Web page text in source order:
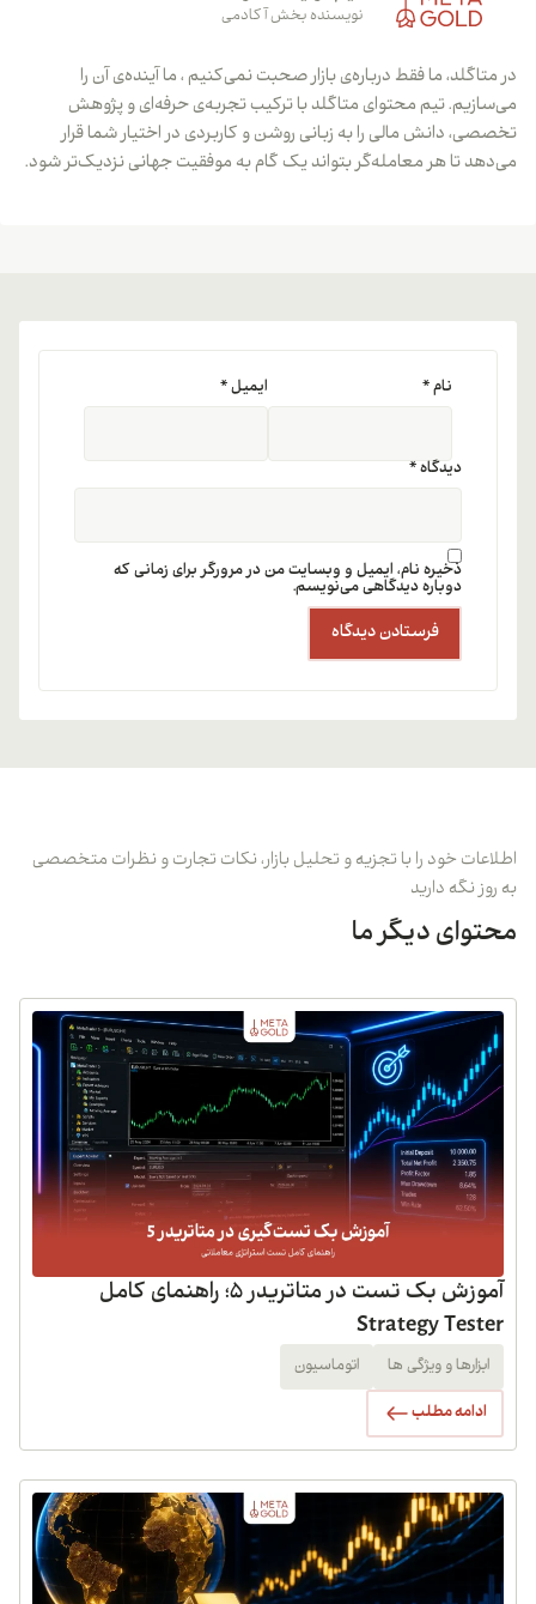
نویسنده بخش آکادمی
در متاگلد، ما فقط درباره‌ی بازار صحبت نمی‌کنیم ، ما آینده‌ی آن را
می‌سازیم. تیم محتوای متاگلد با ترکیب تجربه‌ی حرفه‌ای و پژوهش
تخصصی، دانش مالی را به زبانی روشن و کاربردی در اختیار شما قرار
می‌دهد تا هر معامله‌گر بتواند یک گام به موفقیت جهانی نزدیک‌تر شود.
دیدگاه*
نام* ایمیل*
ذخیره نام، ایمیل و وبسایت من در مرورگر برای زمانی که
دوباره دیدگاهی می‌نویسم.
اطلاعات خود را با تجزیه و تحلیل بازار، نکات تجارت و نظرات متخصصی
به روز نگه دارید
محتوای دیگر ما
آموزش بک تست در متاتریدر 5؛ راهنمای کامل
Strategy Tester
ابزارها و ویژگی ها اتوماسیون
ادامه مطلب